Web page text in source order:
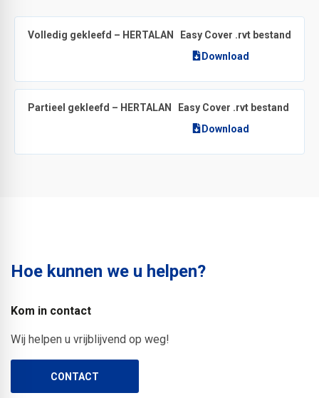
Volledig gekleefd – HERTALAN
Easy Cover .rvt bestand
Download
Partieel gekleefd – HERTALAN
Easy Cover .rvt bestand
Download
Hoe kunnen we u helpen?
Kom in contact
Wij helpen u vrijblijvend op weg!
CONTACT